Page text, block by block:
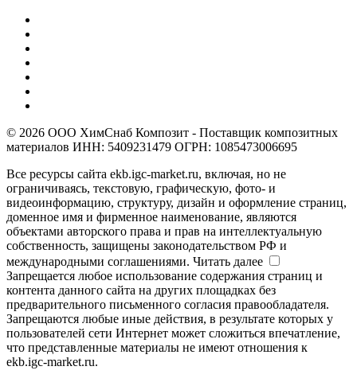
© 2026 ООО ХимСнаб Композит - Поставщик композитных
материалов ИНН: 5409231479 ОГРН: 1085473006695
Все ресурсы сайта ekb.igc-market.ru, включая, но не
ограничиваясь, текстовую, графическую, фото- и
видеоинформацию, структуру, дизайн и оформление страниц,
доменное имя и фирменное наименование, являются
объектами авторского права и прав на интеллектуальную
собственность, защищены законодательством РФ и
международными соглашениями. Читать далее
Запрещается любое использование содержания страниц и
контента данного сайта на других площадках без
предварительного письменного согласия правообладателя.
Запрещаются любые иные действия, в результате которых у
пользователей сети Интернет может сложиться впечатление,
что представленные материалы не имеют отношения к
ekb.igc-market.ru.